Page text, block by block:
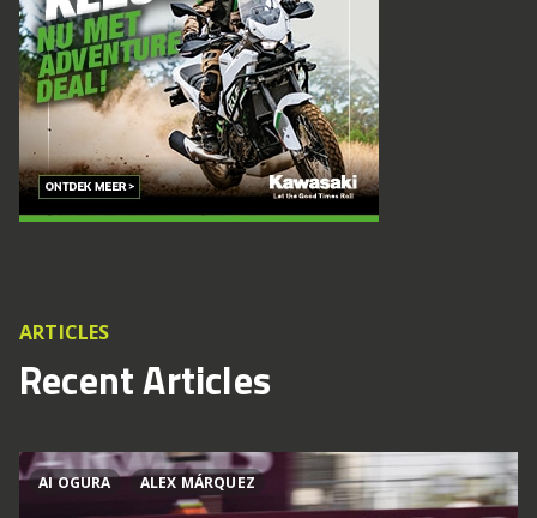
ARTICLES
Recent Articles
AI OGURA ALEX MÁRQUEZ